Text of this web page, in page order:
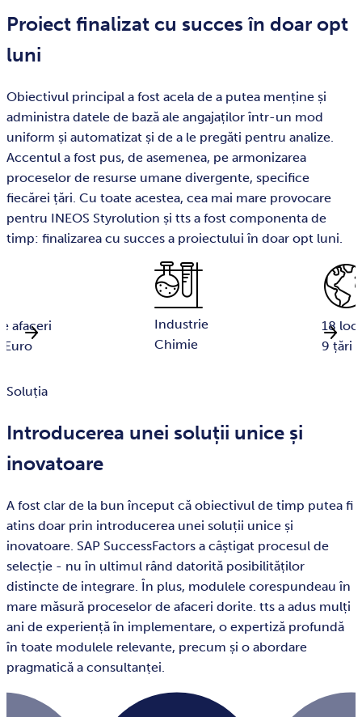
Proiect finalizat cu succes în doar opt
luni
Obiectivul principal a fost acela de a putea menține și
administra datele de bază ale angajaților într-un mod
uniform și automatizat și de a le pregăti pentru analize.
Accentul a fost pus, de asemenea, pe armonizarea
proceselor de resurse umane divergente, specifice
fiecărei țări. Cu toate acestea, cea mai mare provocare
pentru INEOS Styrolution și tts a fost componenta de
timp: finalizarea cu succes a proiectului în doar opt luni.
Industrie
Chimie
18
9 țări
afaceri
Euro
Soluția
Introducerea unei soluții unice și
inovatoare
A fost clar de la bun început că obiectivul de timp putea fi
atins doar prin introducerea unei soluții unice și
inovatoare. SAP SuccessFactors a câștigat procesul de
selecție - nu în ultimul rând datorită posibilităților
distincte de integrare. În plus, modulele corespundeau în
mare măsură proceselor de afaceri dorite. tts a adus mulți
ani de experiență în implementare, o expertiză profundă
în toate modulele relevante, precum și o abordare
pragmatică a consultanței.